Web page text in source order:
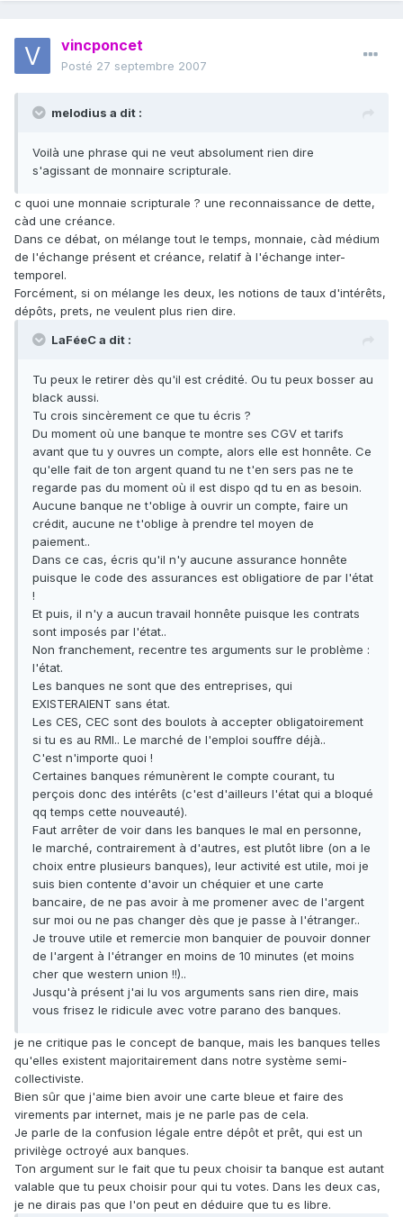
vincponcet
Posté 27 septembre 2007
melodius a dit :
Voilà une phrase qui ne veut absolument rien dire
s'agissant de monnaire scripturale.
c quoi une monnaie scripturale ? une reconnaissance de dette,
càd une créance.
Dans ce débat, on mélange tout le temps, monnaie, càd médium
de l'échange présent et créance, relatif à l'échange inter-
temporel.
Forcément, si on mélange les deux, les notions de taux d'intérêts,
dépôts, prets, ne veulent plus rien dire.
LaFéeC a dit :
Tu peux le retirer dès qu'il est crédité. Ou tu peux bosser au
black aussi.
Tu crois sincèrement ce que tu écris ?
Du moment où une banque te montre ses CGV et tarifs
avant que tu y ouvres un compte, alors elle est honnête. Ce
qu'elle fait de ton argent quand tu ne t'en sers pas ne te
regarde pas du moment où il est dispo qd tu en as besoin.
Aucune banque ne t'oblige à ouvrir un compte, faire un
crédit, aucune ne t'oblige à prendre tel moyen de
paiement..
Dans ce cas, écris qu'il n'y aucune assurance honnête
puisque le code des assurances est obligatiore de par l'état
!
Et puis, il n'y a aucun travail honnête puisque les contrats
sont imposés par l'état..
Non franchement, recentre tes arguments sur le problème :
l'état.
Les banques ne sont que des entreprises, qui
EXISTERAIENT sans état.
Les CES, CEC sont des boulots à accepter obligatoirement
si tu es au RMI.. Le marché de l'emploi souffre déjà..
C'est n'importe quoi !
Certaines banques rémunèrent le compte courant, tu
perçois donc des intérêts (c'est d'ailleurs l'état qui a bloqué
qq temps cette nouveauté).
Faut arrêter de voir dans les banques le mal en personne,
le marché, contrairement à d'autres, est plutôt libre (on a le
choix entre plusieurs banques), leur activité est utile, moi je
suis bien contente d'avoir un chéquier et une carte
bancaire, de ne pas avoir à me promener avec de l'argent
sur moi ou ne pas changer dès que je passe à l'étranger..
Je trouve utile et remercie mon banquier de pouvoir donner
de l'argent à l'étranger en moins de 10 minutes (et moins
cher que western union !!)..
Jusqu'à présent j'ai lu vos arguments sans rien dire, mais
vous frisez le ridicule avec votre parano des banques.
je ne critique pas le concept de banque, mais les banques telles
qu'elles existent majoritairement dans notre système semi-
collectiviste.
Bien sûr que j'aime bien avoir une carte bleue et faire des
virements par internet, mais je ne parle pas de cela.
Je parle de la confusion légale entre dépôt et prêt, qui est un
privilège octroyé aux banques.
Ton argument sur le fait que tu peux choisir ta banque est autant
valable que tu peux choisir pour qui tu votes. Dans les deux cas,
je ne dirais pas que l'on peut en déduire que tu es libre.